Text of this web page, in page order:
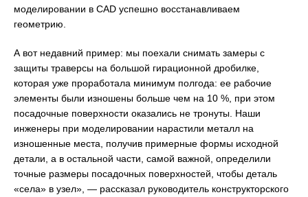
моделировании в CAD успешно восстанавливаем
геометрию.
А вот недавний пример: мы поехали снимать замеры с
защиты траверсы на большой гирационной дробилке,
которая уже проработала минимум полгода: ее рабочие
элементы были изношены больше чем на 10 %, при этом
посадочные поверхности оказались не тронуты. Наши
инженеры при моделировании нарастили металл на
изношенные места, получив примерные формы исходной
детали, а в остальной части, самой важной, определили
точные размеры посадочных поверхностей, чтобы деталь
«села» в узел», — рассказал руководитель конструкторского